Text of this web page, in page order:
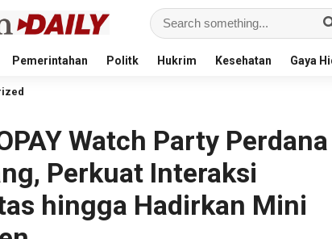
Pemerintahan Politk Hukrim Kesehatan Gaya
Watch Party
Perkuat Interaksi
hingga Hadirkan Mini